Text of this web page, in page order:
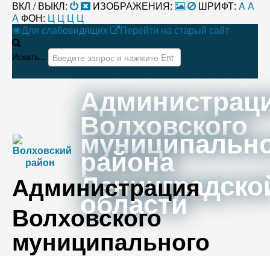
ВКЛ / ВЫКЛ: ИЗОБРАЖЕНИЯ: ШРИФТ: AA
A ФОН: Ц Ц Ц Ц
Для слабовидящих
Перейти на старый сайт
Искать...
Волховского
района
области
Администрация
Волховского
муниципального